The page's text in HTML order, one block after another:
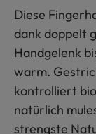
Diese
dank doppelt
Handgelenk
warm.
kontrolliert
natürlich
strengste